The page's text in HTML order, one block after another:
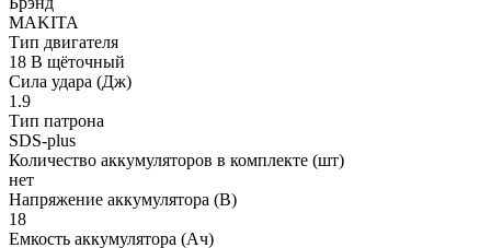
MAKITA
Тип двигателя
18 В щёточный
Сила удара (Дж)
1.9
Тип патрона
SDS-plus
Количество аккумуляторов в комплекте (шт)
нет
Напряжение аккумулятора (В)
18
Емкость аккумулятора (Ач)